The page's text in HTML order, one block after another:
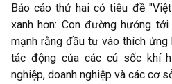
Báo cáo thứ hai có tiêu đề
xanh hơn: Con đường hướng
mạnh rằng đầu tư vào thích
tác động của các cú sốc khí
nghiệp, doanh nghiệp và các cơ